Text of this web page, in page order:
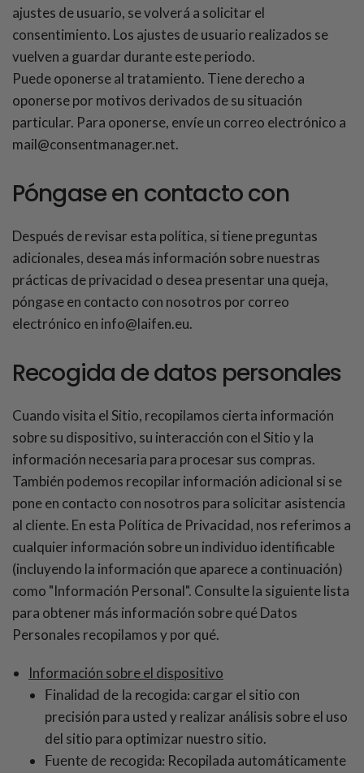
ajustes de usuario, se volverá a solicitar el
consentimiento. Los ajustes de usuario realizados se
vuelven a guardar durante este periodo.
Puede oponerse al tratamiento. Tiene derecho a
oponerse por motivos derivados de su situación
particular. Para oponerse, envíe un correo electrónico a
mail@consentmanager.net.
Póngase en contacto con
Después de revisar esta política, si tiene preguntas
adicionales, desea más información sobre nuestras
prácticas de privacidad o desea presentar una queja,
póngase en contacto con nosotros por correo
electrónico en info@laifen.eu.
Recogida de datos personales
Cuando visita el Sitio, recopilamos cierta información
sobre su dispositivo, su interacción con el Sitio y la
información necesaria para procesar sus compras.
También podemos recopilar información adicional si se
pone en contacto con nosotros para solicitar asistencia
al cliente. En esta Política de Privacidad, nos referimos a
cualquier información sobre un individuo identificable
(incluyendo la información que aparece a continuación)
como "Información Personal". Consulte la siguiente lista
para obtener más información sobre qué Datos
Personales recopilamos y por qué.
Información sobre el dispositivo
Finalidad de la recogida: cargar el sitio con
precisión para usted y realizar análisis sobre el uso
del sitio para optimizar nuestro sitio.
Fuente de recogida: Recopilada automáticamente